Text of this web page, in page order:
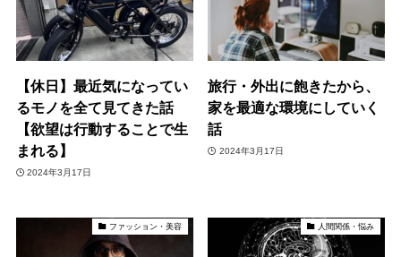
【休日】最近気になってい
るモノを全て見てきた話
【欲望は行動することで生
まれる】
2024年3月17日
旅行・外出に飽きたから、
家を最適な環境にしていく
話
2024年3月17日
ファッション・美容 人間関係・悩み